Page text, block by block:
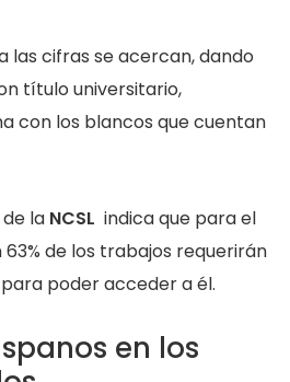
las cifras se acercan, dando
título universitario,
con los blancos que cuentan
la NCSL indica que para el
63% de los trabajos requerirán
poder acceder a él.
en los